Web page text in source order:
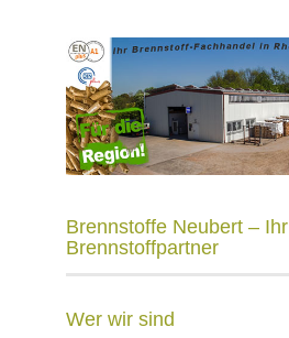
Brennstoffe Neubert – Ihr
Brennstoffpartner
Wer wir sind